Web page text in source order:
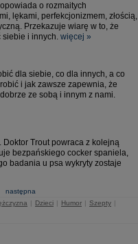
o rozmaitych
lękami, perfekcjonizmem, złością,
Przekazuje wiarę w to, że
siebie i innych. więcej »
dla siebie, co dla innych, a co
i jak zawsze zapewnia, że
ze sobą i innym z nami.
Doktor Trout powraca z kolejną
bezpańskiego cocker spaniela,
badania u psa wykryty zostaje
następna
| Dzieci | Humor | Szepty |